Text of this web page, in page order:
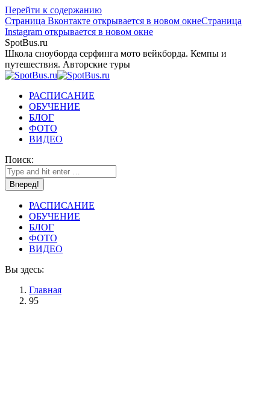
Перейти к содержанию
Страница Вконтакте открывается в новом окнеСтраница
Instagram открывается в новом окне
SpotBus.ru
Школа сноуборда серфинга мото вейкборда. Кемпы и
путешествия. Авторские туры
РАСПИСАНИЕ
ОБУЧЕНИЕ
БЛОГ
ФОТО
ВИДЕО
Поиск:
РАСПИСАНИЕ
ОБУЧЕНИЕ
БЛОГ
ФОТО
ВИДЕО
Вы здесь:
Главная
95